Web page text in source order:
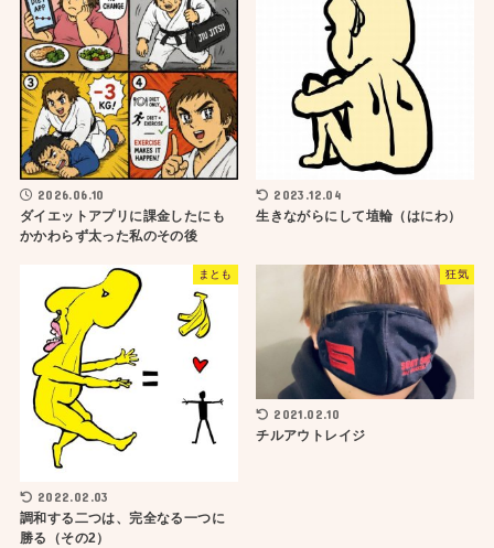
2026.06.10
ダイエットアプリに課金したにも
かかわらず太った私のその後
2023.12.04
生きながらにして埴輪（はにわ）
まとも
2022.02.03
調和する二つは、完全なる一つに
勝る（その2）
狂気
2021.02.10
チルアウトレイジ